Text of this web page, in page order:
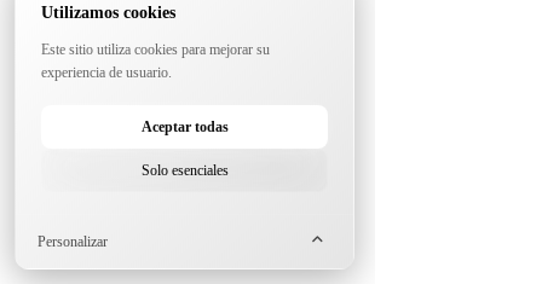
Utilizamos cookies
Este sitio utiliza cookies para mejorar su
experiencia de usuario.
Aceptar todas
Solo esenciales
Personalizar